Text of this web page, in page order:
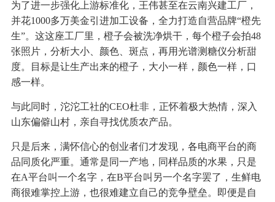
为了进一步强化上游标准化，王伟甚至在云南兴建工厂，
并花1000多万美金引进加工设备，全力打造自营品牌“橙先
生”。这这座工厂里，橙子会被洗净烘干，每个橙子会拍48
张照片，分析大小、颜色、斑点，再用光谱测糖仪分析甜
度。目标是让生产出来的橙子，大小一样，颜色一样，口
感一样。
与此同时，沱沱工社的CEO杜非，正怀着极大热情，深入
山东偏僻山村，亲自寻找优质农产品。
只是后来，满怀信心的创业者们才发现，各电商平台的商
品同质化严重。通常是同一产地，同样品质的水果，只是
在A平台叫一个名字，在B平台叫另一个名字罢了，生鲜电
商很难掌控上游，也很难建立自己的竞争壁垒。即便是自